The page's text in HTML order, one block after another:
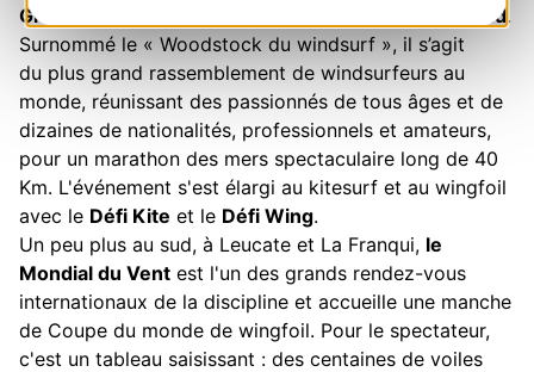
Gruissan
Défi Wind.
Surnommé le « Woodstock du windsurf », il s’agit
du plus grand rassemblement de windsurfeurs au
monde, réunissant des passionnés de tous âges et de
dizaines de nationalités, professionnels et amateurs,
pour un marathon des mers spectaculaire long de 40
Km. L'événement s'est élargi au kitesurf et au wingfoil
avec le Défi Kite et le Défi Wing.
Un peu plus au sud, à Leucate et La Franqui, le
Mondial du Vent est l'un des grands rendez-vous
internationaux de la discipline et accueille une manche
de Coupe du monde de wingfoil. Pour le spectateur,
c'est un tableau saisissant : des centaines de voiles